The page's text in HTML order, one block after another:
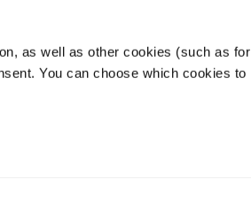
as well as other cookies (such as for
You can choose which cookies to